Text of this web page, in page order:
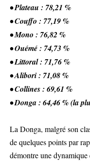
• Plateau : 78,21 %
• Couffo : 77,19 %
• Mono : 76,82 %
• Ouémé : 74,73 %
• Littoral : 71,76 %
• Alibori : 71,08 %
• Collines : 69,61 %
• Donga : 64,46 % (la
La Donga, malgré son
de quelques points par
démontre une dynamique